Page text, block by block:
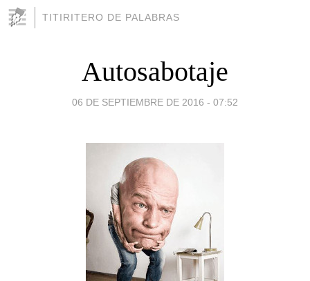
TITIRITERO DE PALABRAS
Autosabotaje
06 DE SEPTIEMBRE DE 2016 - 07:52